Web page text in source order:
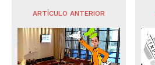
ARTÍCULO ANTERIOR